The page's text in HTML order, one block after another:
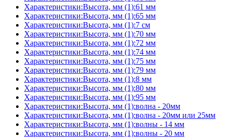
Характеристики:Высота, мм (1):61 мм
Характеристики:Высота, мм (1):65 мм
Характеристики:Высота, мм (1):7 см
Характеристики:Высота, мм (1):70 мм
Характеристики:Высота, мм (1):72 мм
Характеристики:Высота, мм (1):74 мм
Характеристики:Высота, мм (1):75 мм
Характеристики:Высота, мм (1):79 мм
Характеристики:Высота, мм (1):8 мм
Характеристики:Высота, мм (1):80 мм
Характеристики:Высота, мм (1):95 мм
Характеристики:Высота, мм (1):волна - 20мм
Характеристики:Высота, мм (1):волна - 20мм или 25мм
Характеристики:Высота, мм (1):волны - 14 мм
Характеристики:Высота, мм (1):волны - 20 мм